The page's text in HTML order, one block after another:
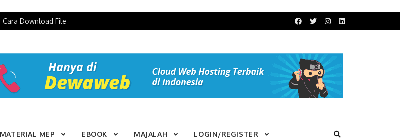
Cara Download File
MATERIAL MEP EBOOK MAJALAH LOGIN/REGISTER